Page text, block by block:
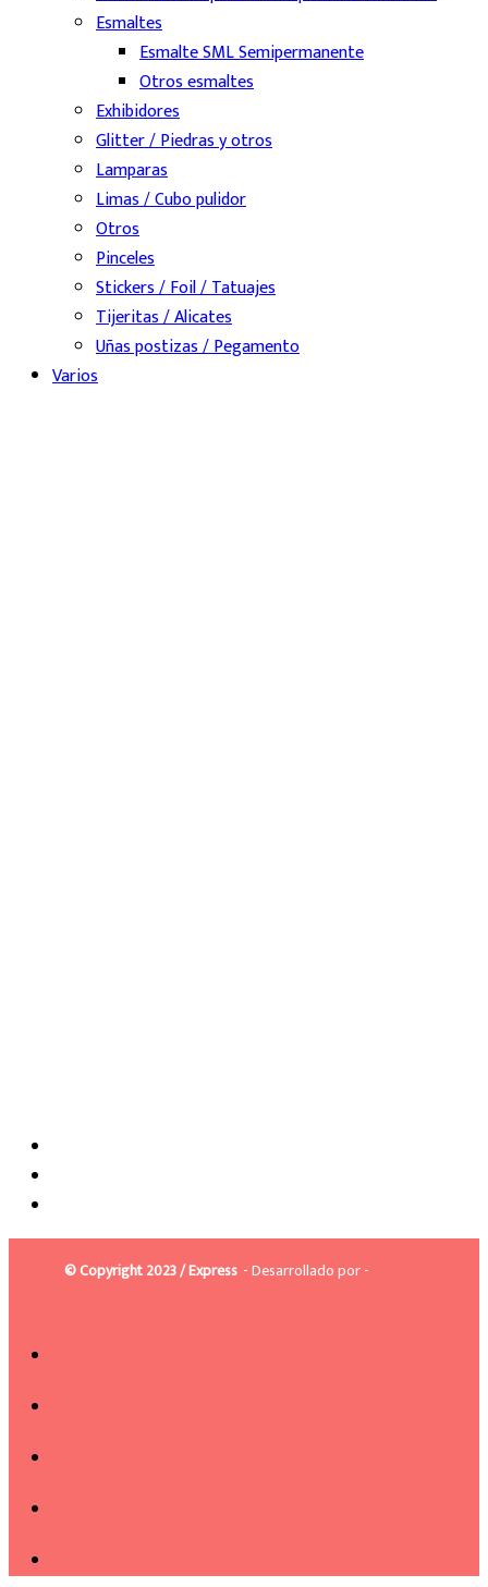
Esmaltes
Esmalte SML Semipermanente
Otros esmaltes
Exhibidores
Glitter / Piedras y otros
Lamparas
Limas / Cubo pulidor
Otros
Pinceles
Stickers / Foil / Tatuajes
Tijeritas / Alicates
Uñas postizas / Pegamento
Varios
© Copyright 2023 / Express - Desarrollado por -